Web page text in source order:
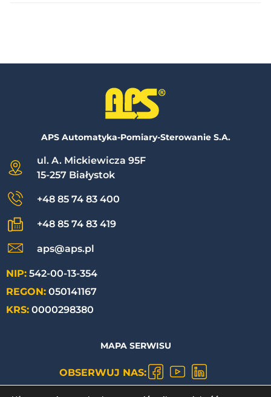
APS Automatyka-Pomiary-Sterowanie S.A.
ul. A. Mickiewicza 95F
15-257 Białystok
+48 85 74 83 400
+48 85 74 83 419
aps@aps.pl
NIP: 542-00-13-354
REGON: 050141167
KRS: 0000298380
MAPA SERWISU
OBSERWUJ NAS: